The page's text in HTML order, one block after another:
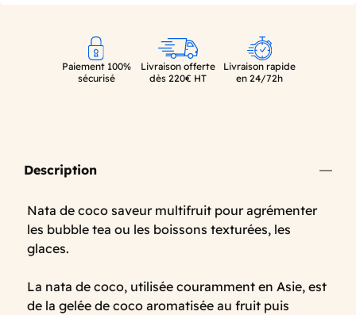
Paiement 100%
sécurisé
Livraison offerte
dès 220€ HT
Livraison rapide
en 24/72h
Description
Nata de coco saveur multifruit pour agrémenter
les bubble tea ou les boissons texturées, les
glaces.
La nata de coco, utilisée couramment en Asie, est
de la gelée de coco aromatisée au fruit puis